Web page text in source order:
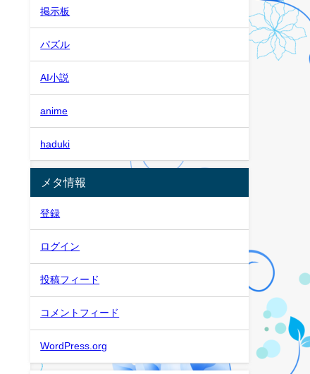
掲示板
パズル
AI小説
anime
haduki
メタ情報
登録
ログイン
投稿フィード
コメントフィード
WordPress.org